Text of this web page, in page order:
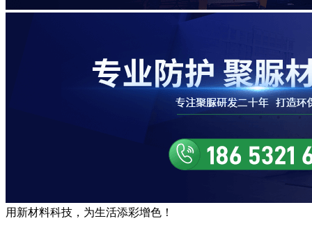
用 新材料科技，为生活添彩增色 ！